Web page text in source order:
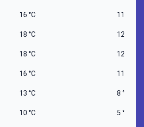
16 °C 11 °C
18 °C 12 °C
18 °C 12 °C
16 °C 11 °C
13 °C 8 °C
10 °C 5 °C